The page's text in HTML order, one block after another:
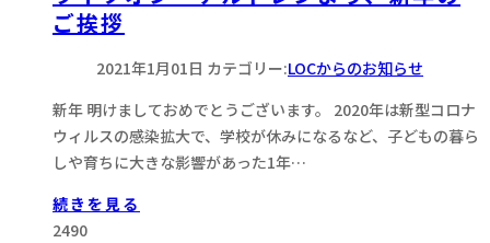
ご挨拶
2021年1月01日 カテゴリー:LOCからのお知らせ
新年 明けましておめでとうございます。 2020年は新型コロナ
ウィルスの感染拡大で、学校が休みになるなど、子どもの暮ら
しや育ちに大きな影響があった1年…
続きを見る
2490